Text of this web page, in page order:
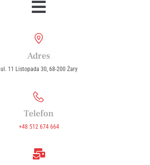
Adres
ul. 11 Listopada 30, 68-200 Żary
Telefon
+48 512 674 664